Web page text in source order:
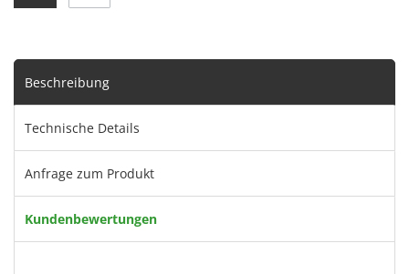
Beschreibung
Technische Details
Anfrage zum Produkt
Kundenbewertungen